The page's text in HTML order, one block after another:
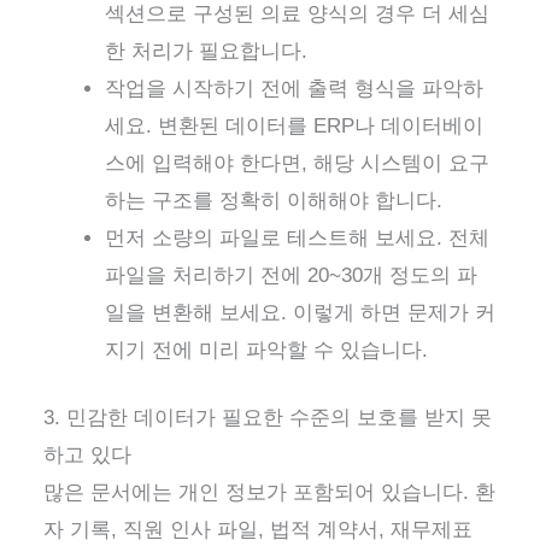
섹션으로 구성된 의료 양식의 경우 더 세심
한 처리가 필요합니다.
작업을 시작하기 전에 출력 형식을 파악하
세요. 변환된 데이터를 ERP나 데이터베이
스에 입력해야 한다면, 해당 시스템이 요구
하는 구조를 정확히 이해해야 합니다.
먼저 소량의 파일로 테스트해 보세요. 전체
파일을 처리하기 전에 20~30개 정도의 파
일을 변환해 보세요. 이렇게 하면 문제가 커
지기 전에 미리 파악할 수 있습니다.
3. 민감한 데이터가 필요한 수준의 보호를 받지 못
하고 있다
많은 문서에는 개인 정보가 포함되어 있습니다. 환
자 기록, 직원 인사 파일, 법적 계약서, 재무제표